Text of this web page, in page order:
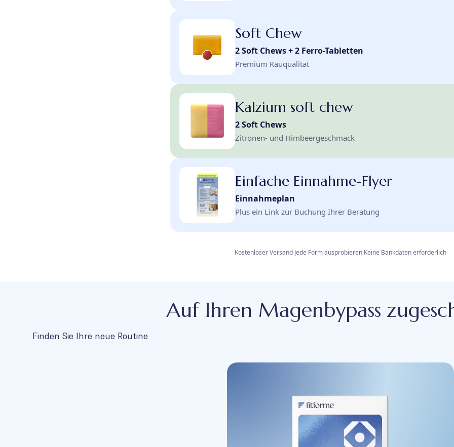
Soft Chew
2 Soft Chews + 2 Ferro-Tabletten
Premium Kauqualitat
Kalzium soft chew
2 Soft Chews
Zitronen- und Himbeergeschmack
Einfache Einnahme-Flyer
Einnahmeplan
Plus ein Link zur Buchung Ihrer Beratung
Kostenloser Versand·Jede Form ausprobieren·Keine Bankdaten erforderlich
Auf Ihren Magenbypass
Finden Sie Ihre neue Routine